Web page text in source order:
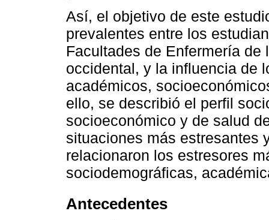
Así, el objetivo de este
prevalentes entre los
Facultades de Enfermería
occidental, y la influencia de
académicos,
ello, se describió el perfil
socioeconómico y de salud
situaciones más estresantes
relacionaron los estresores
sociodemográficas,
Antecedentes